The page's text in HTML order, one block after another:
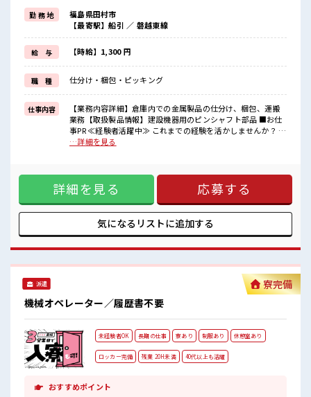
≪1日1時間程の残業で収入アップ≫
残業は月20時間未満で、
ほどよく稼げます♪
≪ラクラク制服アリ≫
制服があるので、
毎日の服装の悩み解消♪
≪様々なお仕事をご提案≫
一人で悩まず気軽に相談できる、
派遣のお仕事です！
■職場の雰囲気
休憩時間にゆっくりできるスペース完備！
ロッカーあり！
勤 務 地
福島県田村市
【最寄駅】船引 ／ 磐越東線
給 与 【時給】1,300 円
職 種 仕分け・梱包・ピッキング
仕事内容
【業務内容詳細】倉庫内での金属製品の仕分け、梱包、運搬
業務【取扱製品情報】建設機器用のピンシャフト部品 ■お仕
事PR ≪経験者活躍中≫ これまでの経験を活かしませんか？ ブ
ランクがあっても大丈夫♪ 経験はちょっとだけ…という方も
ので、 毎日の服装の悩み解消♪ ≪様々なお仕事をご提案≫ 一
人で悩まず気軽に相談できる、 派遣のお仕事です！ ■職場の
雰囲気 休憩時間にゆっくりできるスペース完備！ ロッカーあ
り！ 安心してお仕事に集中♪ ホドよく残業があるのでホドよ
く働きたい方にオススメ！
…詳細を見る
詳細を見る 応募する
気になるリストに追加する
派遣
機械オペレーター／履歴書不要
寮完備
未経験者OK 長期の仕事 寮あり 制服あり 休憩室あり
ロッカー完備 残業 20H未満 40代以上も活躍
おすすめポイント